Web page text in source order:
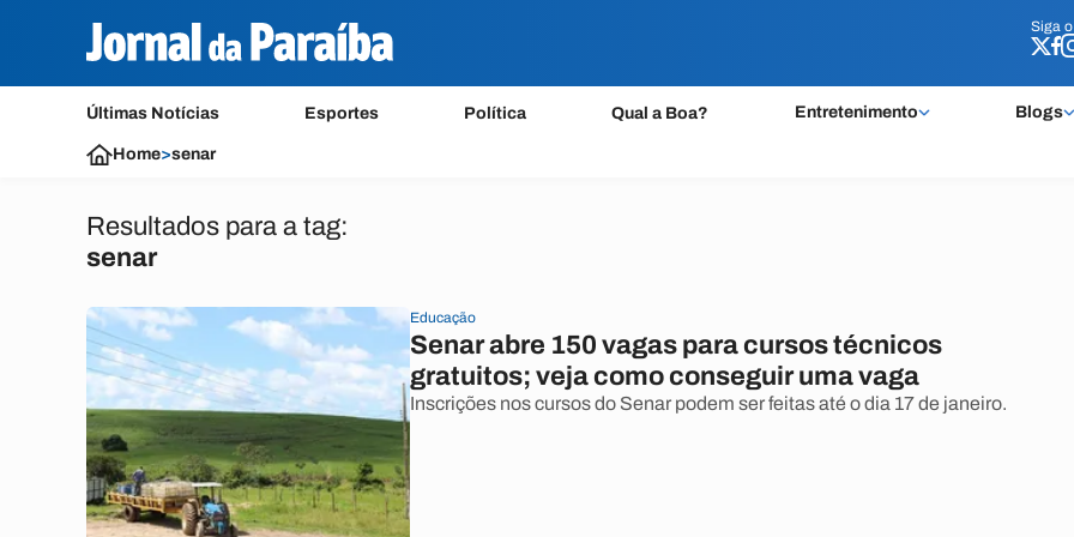
Siga o
Últimas Notícias Esportes Política Qual a Boa? Entretenimento Blogs
Siga o
Home>senar
Resultados para a tag:
senar
Educação
Senar abre 150 vagas para cursos técnicos
gratuitos; veja como conseguir uma vaga
Inscrições nos cursos do Senar podem ser feitas até o dia 17 de janeiro.